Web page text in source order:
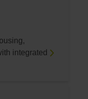
integrated